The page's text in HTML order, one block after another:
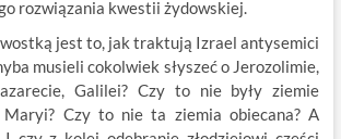
rozwiązania kwestii żydowskiej.
jest to, jak traktują Izrael antysemici
musieli cokolwiek słyszeć o Jerozolimie,
Galilei? Czy to nie były ziemie
Maryi? Czy to nie ta ziemia obiecana? A